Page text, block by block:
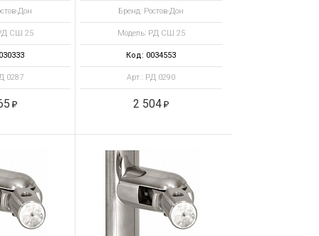
СШ25 под
25 мм
Дон
СШ 25
0287
шарнирный СШ25
ХРОМ под перемычку
25 мм
Бренд: Ростов-Дон
Модель: РД СШ 25
Код: 0034553
Арт.: РД 0290
2 504